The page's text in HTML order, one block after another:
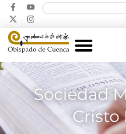
Sociedad
Cristo